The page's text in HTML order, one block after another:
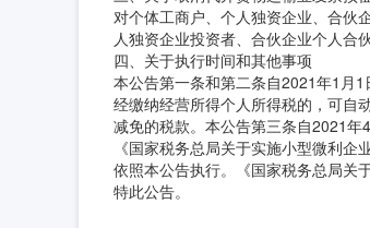
对个体工商户、个人独资企业、合伙
人独资企业投资者、合伙企业个人合
四、关于执行时间和其他事项
本公告第一条和第二条自2021年1月
经缴纳经营所得个人所得税的，可自
减免的税款。本公告第三条自2021年4
《国家税务总局关于实施小型微利
依照本公告执行。《国家税务总局关
特此公告。